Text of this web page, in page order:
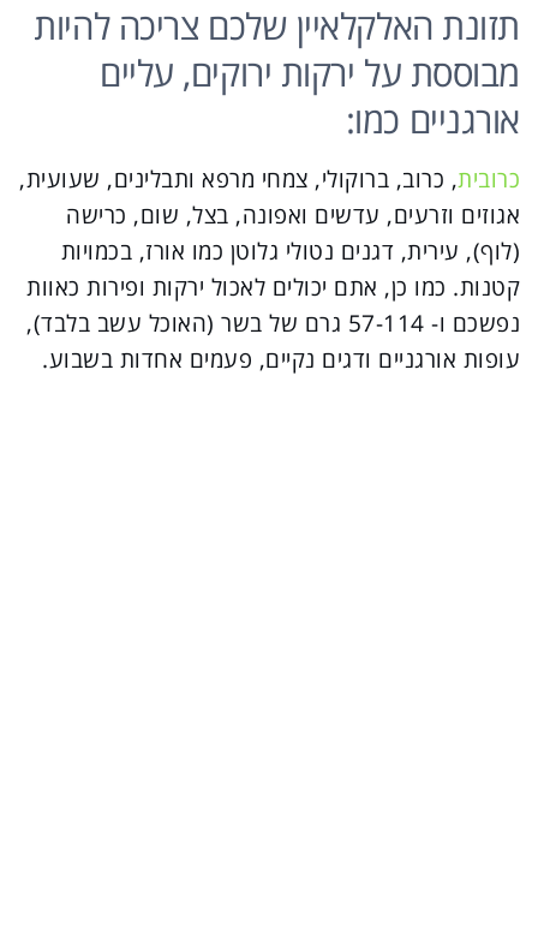
תזונת האלקלאיין שלכם צריכה להיות
מבוססת על ירקות ירוקים, עליים
אורגניים כמו:
כרובית, כרוב, ברוקולי, צמחי מרפא ותבלינים, שעועית,
אגוזים וזרעים, עדשים ואפונה, בצל, שום, כרישה
(לוף), עירית, דגנים נטולי גלוטן כמו אורז, בכמויות
קטנות. כמו כן, אתם יכולים לאכול ירקות ופירות כאוות
נפשכם ו- 57-114 גרם של בשר (האוכל עשב בלבד),
עופות אורגניים ודגים נקיים, פעמים אחדות בשבוע.